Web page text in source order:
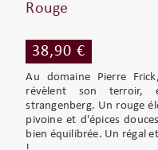
Rouge
38,90 €
Au domaine Pierre
révèlent son terroir,
strangenberg. Un rouge
pivoine et d'épices
bien équilibrée. Un régal